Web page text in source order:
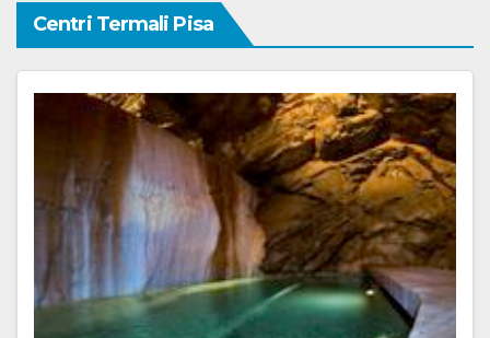
Centri Termali Pisa